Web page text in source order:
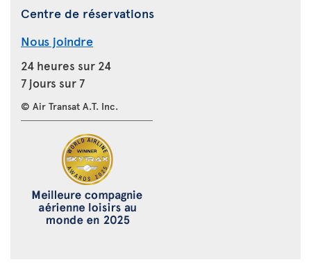
Centre de réservations
Nous joindre
24 heures sur 24
7 jours sur 7
© Air Transat A.T. Inc.